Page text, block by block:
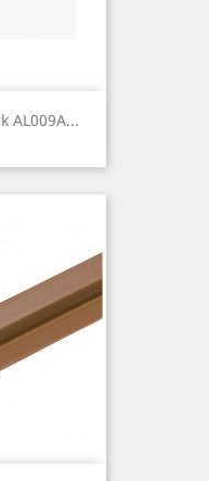
AL009A...